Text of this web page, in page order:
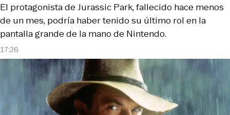
17:26
El protagonista de Jurassic Park, fallecido hace menos
de un mes, podría haber tenido su último rol en la
pantalla grande de la mano de Nintendo.